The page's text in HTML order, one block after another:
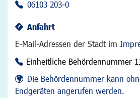
06103 203-0
Anfahrt
E-Mail-Adressen der Stadt im
Einheitliche Behördennummer
Die Behördennummer kann
Endgeräten angerufen werden.